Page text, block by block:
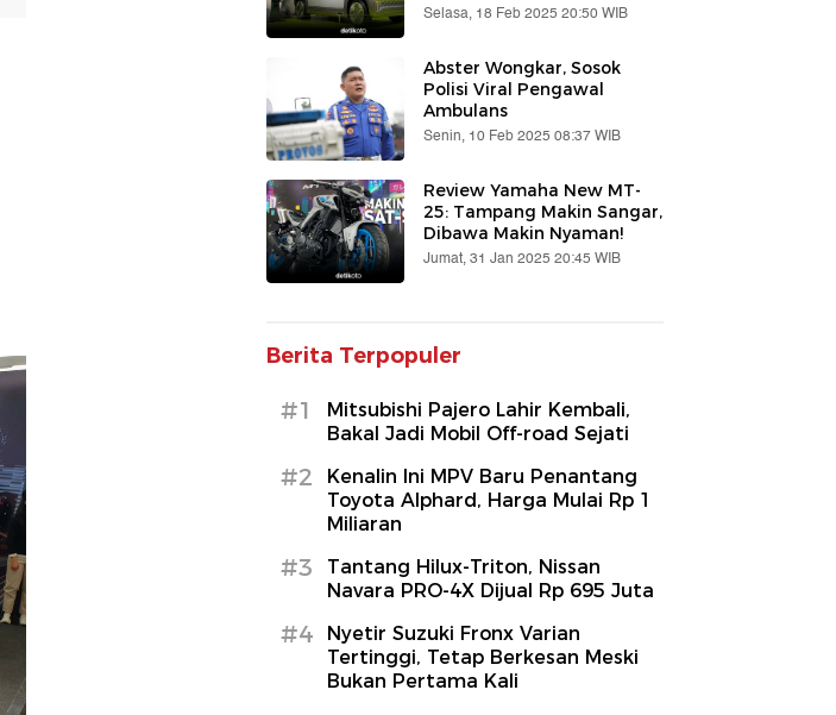
Selasa, 18 Feb 2025 20:50 WIB
Abster Wongkar, Sosok
Polisi Viral Pengawal
Ambulans
Senin, 10 Feb 2025 08:37 WIB
Review Yamaha New MT-
25: Tampang Makin Sangar,
Dibawa Makin Nyaman!
Jumat, 31 Jan 2025 20:45 WIB
Berita Terpopuler
#1
Mitsubishi Pajero Lahir Kembali,
Bakal Jadi Mobil Off-road Sejati
#2
Kenalin Ini MPV Baru Penantang
Toyota Alphard, Harga Mulai Rp 1
Miliaran
#3
Tantang Hilux-Triton, Nissan
Navara PRO-4X Dijual Rp 695 Juta
#4
Nyetir Suzuki Fronx Varian
Tertinggi, Tetap Berkesan Meski
Bukan Pertama Kali